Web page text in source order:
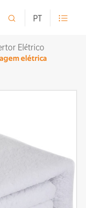
 PT 
Elétrico
elétrica